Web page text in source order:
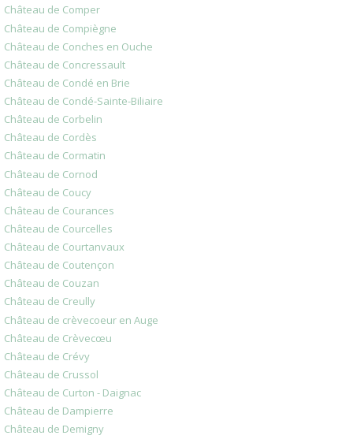
Château de Comper
Château de Compiègne
Château de Conches en Ouche
Château de Concressault
Château de Condé en Brie
Château de Condé-Sainte-Biliaire
Château de Corbelin
Château de Cordès
Château de Cormatin
Château de Cornod
Château de Coucy
Château de Courances
Château de Courcelles
Château de Courtanvaux
Château de Coutençon
Château de Couzan
Château de Creully
Château de crèvecoeur en Auge
Château de Crèvecœu
Château de Crévy
Château de Crussol
Château de Curton - Daignac
Château de Dampierre
Château de Demigny